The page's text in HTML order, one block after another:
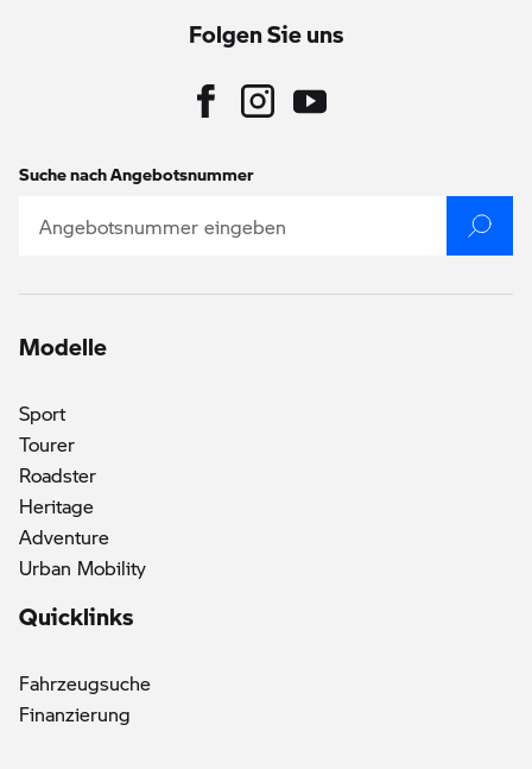
Folgen Sie uns
Suche nach Angebotsnummer
Modelle
Sport
Tourer
Roadster
Heritage
Adventure
Urban Mobility
Quicklinks
Fahrzeugsuche
Finanzierung